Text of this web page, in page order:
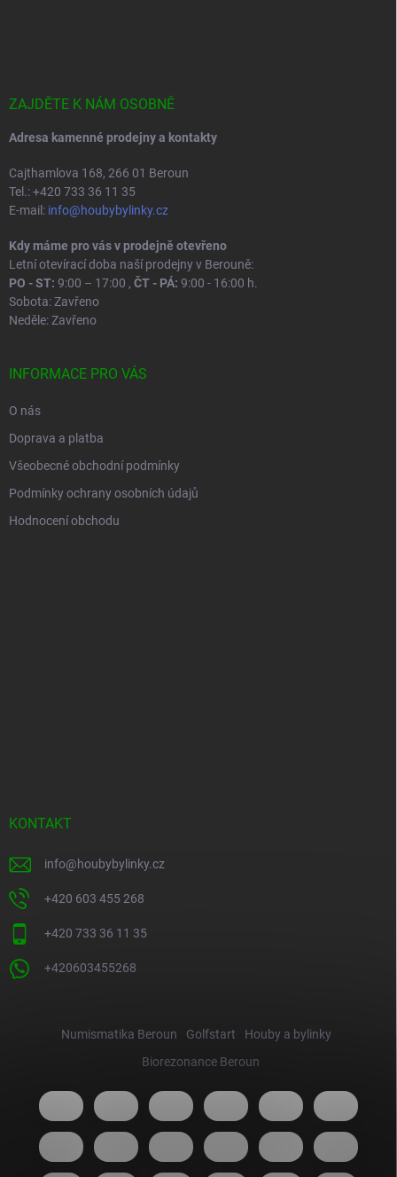
ZAJDĚTE K NÁM OSOBNĚ
Adresa kamenné prodejny a kontakty
Cajthamlova 168, 266 01 Beroun
Tel.: +420 733 36 11 35
E-mail: info@houbybylinky.cz
Kdy máme pro vás v prodejně otevřeno
Letní otevírací doba naší prodejny v Berouně:
PO - ST: 9:00 – 17:00 , ČT - PÁ: 9:00 - 16:00 h.
Sobota: Zavřeno
Neděle: Zavřeno
INFORMACE PRO VÁS
O nás
Doprava a platba
Všeobecné obchodní podmínky
Podmínky ochrany osobních údajů
Hodnocení obchodu
KONTAKT
info@houbybylinky.cz
+420 603 455 268
+420 733 36 11 35
+420603455268
Numismatika Beroun Golfstart
Houby a bylinky
Biorezonance Beroun